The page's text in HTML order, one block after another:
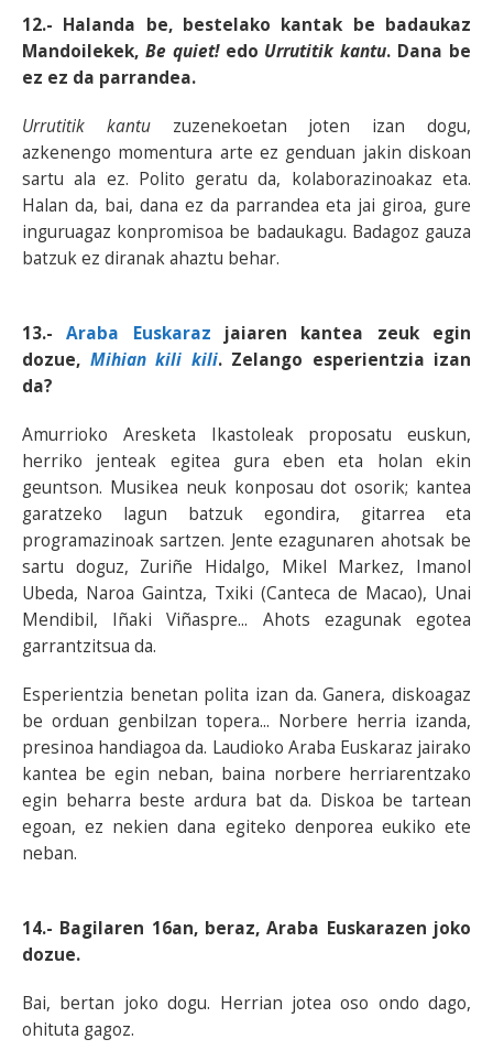
12.- Halanda be, bestelako kantak be badaukaz
Mandoilekek, Be quiet!edo Urrutitik kantu. Dana be
ez ez da parrandea.
Urrutitik kantuzuzenekoetan joten izan dogu,
azkenengo momentura arte ez genduan jakin diskoan
sartu ala ez. Polito geratu da, kolaborazinoakaz eta.
Halan da, bai, dana ez da parrandea eta jai giroa, gure
inguruagaz konpromisoa be badaukagu. Badagoz gauza
batzuk ez diranak ahaztu behar.
13.-Araba Euskaraz jaiaren kantea zeuk egin
dozue, Mihian kili kili. Zelango esperientzia izan
da?
Amurrioko Aresketa Ikastoleak proposatu euskun,
herriko jenteak egitea gura eben eta holan ekin
geuntson. Musikea neuk konposau dot osorik; kantea
garatzeko lagun batzuk egondira, gitarrea eta
programazinoak sartzen. Jente ezagunaren ahotsak be
sartu doguz, Zuriñe Hidalgo, Mikel Markez, Imanol
Ubeda, Naroa Gaintza, Txiki (Canteca de Macao), Unai
Mendibil, Iñaki Viñaspre... Ahots ezagunak egotea
garrantzitsua da.
Esperientzia benetan polita izan da. Ganera, diskoagaz
be orduan genbilzan topera... Norbere herria izanda,
presinoa handiagoa da. Laudioko Araba Euskaraz jairako
kantea be egin neban, baina norbere herriarentzako
egin beharra beste ardura bat da. Diskoa be tartean
egoan, ez nekien dana egiteko denporea eukiko ete
neban.
14.- Bagilaren 16an, beraz, Araba Euskarazen joko
dozue.
Bai, bertan joko dogu. Herrian jotea oso ondo dago,
ohituta gagoz.